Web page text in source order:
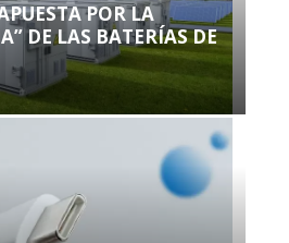
POR LA
DE LAS BATERÍAS DE